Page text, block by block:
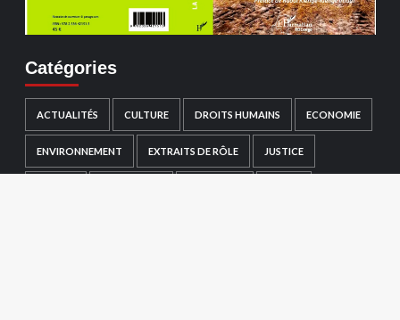
Catégories
ACTUALITÉS CULTURE DROITS HUMAINS ECONOMIE
ENVIRONNEMENT EXTRAITS DE RÔLE JUSTICE